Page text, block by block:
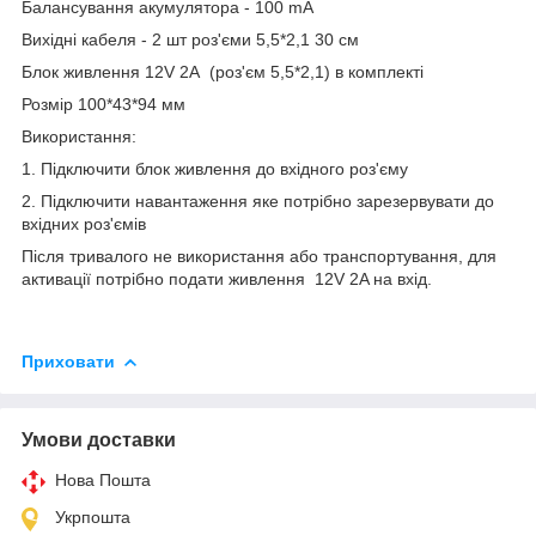
Балансування акумулятора - 100 mA
Вихідні кабеля - 2 шт роз'єми 5,5*2,1 30 см
Блок живлення 12V 2A (роз'єм 5,5*2,1) в комплекті
Розмір 100*43*94 мм
Використання:
1. Підключити блок живлення до вхідного роз'єму
2. Підключити навантаження яке потрібно зарезервувати до
вхідних роз'ємів
Після тривалого не використання або транспортування, для
активації потрібно подати живлення 12V 2A на вхід.
Приховати
Умови доставки
Нова Пошта
Укрпошта